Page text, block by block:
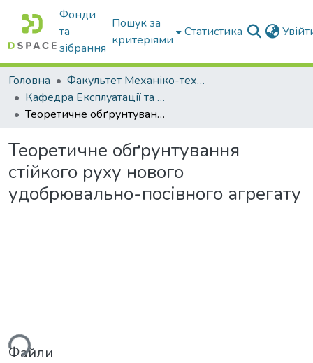
Фонди
та
зібрання
Пошук за
критеріями
Статистика
Головна
Факультет Механіко-технологічний
Кафедра Експлуатації та технічного сервісу машин
Теоретичне обґрунтування стійкого руху нового удобрювально-посівного агрегату
Теоретичне обґрунтування
стійкого руху нового
удобрювально-посівного агрегату
Файли